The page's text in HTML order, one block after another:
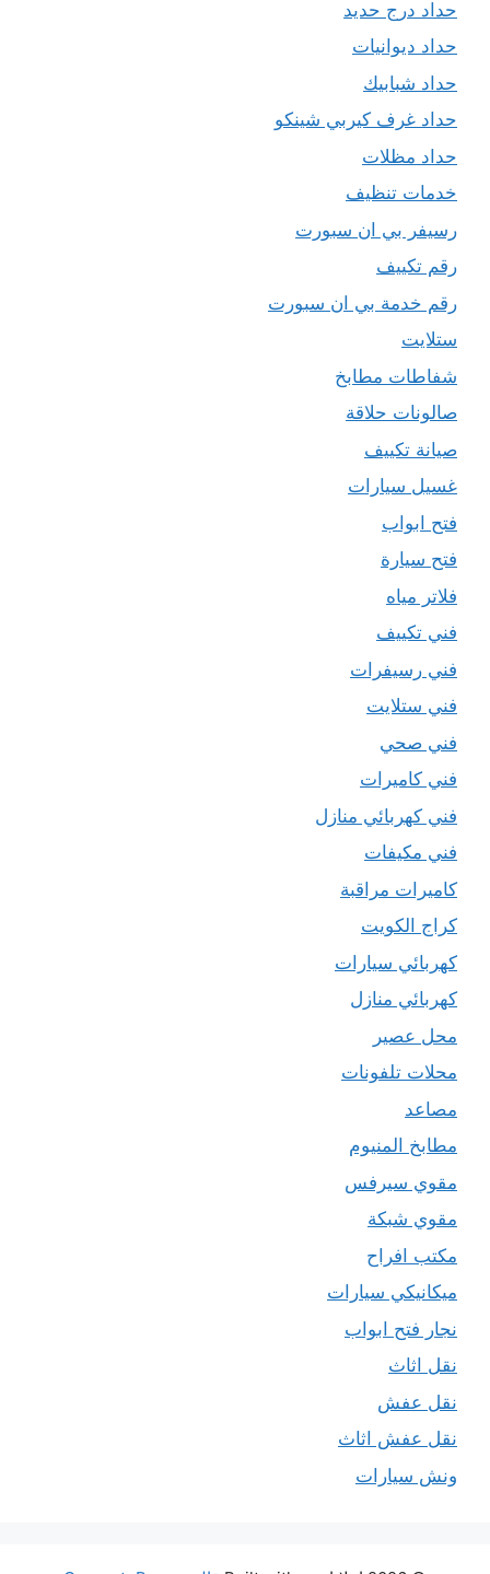
حداد درج حديد
حداد ديوانيات
حداد شبابيك
حداد غرف كيربي شينكو
حداد مظلات
خدمات تنظيف
رسيفر بي ان سبورت
رقم تكييف
رقم خدمة بي ان سبورت
ستلايت
شفاطات مطابخ
صالونات حلاقة
صيانة تكييف
غسيل سيارات
فتح ابواب
فتح سيارة
فلاتر مياه
فني تكييف
فني رسيفرات
فني ستلايت
فني صحي
فني كاميرات
فني كهربائي منازل
فني مكيفات
كاميرات مراقبة
كراج الكويت
كهربائي سيارات
كهربائي منازل
محل عصير
محلات تلفونات
مصاعد
مطابخ المنيوم
مقوي سيرفس
مقوي شبكة
مكتب افراح
ميكانيكي سيارات
نجار فتح ابواب
نقل اثاث
نقل عفش
نقل عفش اثاث
ونش سيارات